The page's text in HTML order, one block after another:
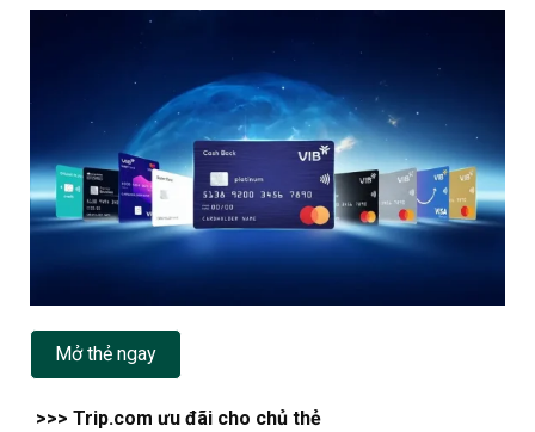
Mở thẻ ngay
>>> Trip.com ưu đãi cho chủ thẻ